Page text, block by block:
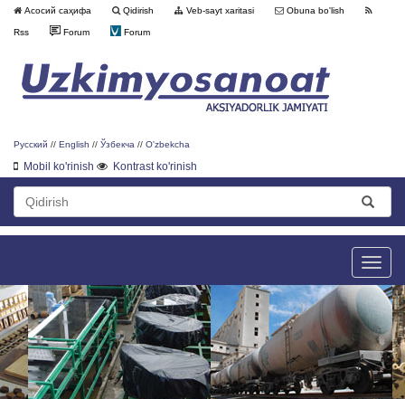
Асосий саҳифа Qidirish Veb-sayt xaritasi Obuna bo'lish
Rss Forum Forum
Русский // English // Ўзбекча // O'zbekcha
Mobil ko'rinish Kontrast ko'rinish
Toggle